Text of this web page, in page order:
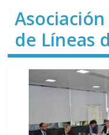
de
cruceros
en
un
de Líneas